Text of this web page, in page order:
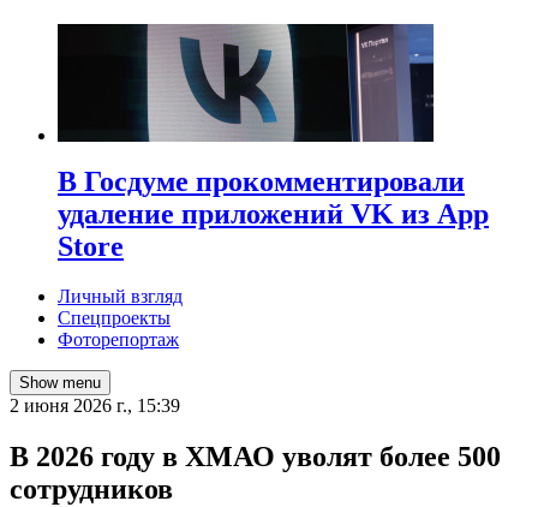
В Госдуме прокомментировали
удаление приложений VK из App
Store
Личный взгляд
Спецпроекты
Фоторепортаж
Show menu
2 июня 2026 г., 15:39
В 2026 году в ХМАО уволят более 500
сотрудников